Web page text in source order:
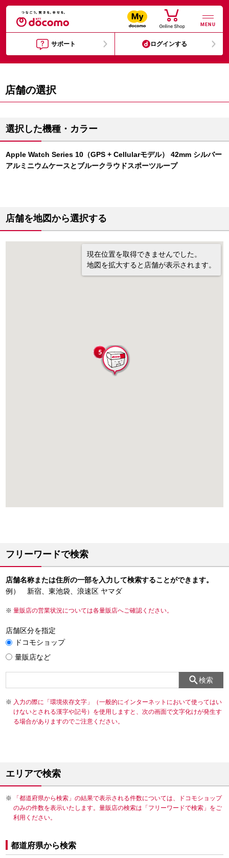
MENU
サポート ログインする
店舗の選択
選択した機種・カラー
Apple Watch Series 10（GPS + Cellularモデル） 42mm シルバー
アルミニウムケースとブルークラウドスポーツループ
店舗を地図から選択する
現在位置を取得できませんでした。
地図を拡大すると店舗が表示されます。
フリーワードで検索
店舗名称または住所の一部を入力して検索することができます。
例） 新宿、東池袋、浪速区 ヤマダ
量販店の営業状況については各量販店へご確認ください。
店舗区分を指定
ドコモショップ
量販店など
検索
入力の際に「環境依存文字」（一般的にインターネットにおいて使ってはい
けないとされる漢字や記号）を使用しますと、次の画面で文字化けが発生す
る場合がありますのでご注意ください。
エリアで検索
「都道府県から検索」の結果で表示される件数については、ドコモショップ
のみの件数を表示いたします。量販店の検索は「フリーワードで検索」をご
利用ください。
都道府県から検索